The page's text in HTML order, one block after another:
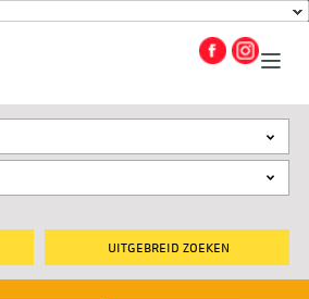
UITGEBREID ZOEKEN